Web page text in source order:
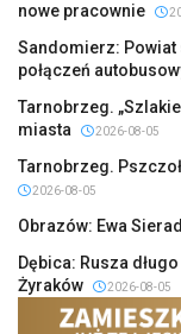
nowe pracownie
Sandomierz:
połączeń
Tarnobrzeg.
miasta
2026-08-05
Tarnobrzeg.
2026-08-05
Obrazów: Ewa
Dębica: Rusza
Żyraków
2026-08-05